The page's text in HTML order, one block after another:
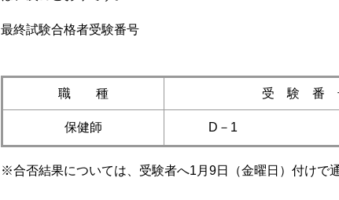
最終試験合格者
職 種 受 験 番
保健師 D－1
※合否結果については、受験者へ1月9日（金曜日）付けで